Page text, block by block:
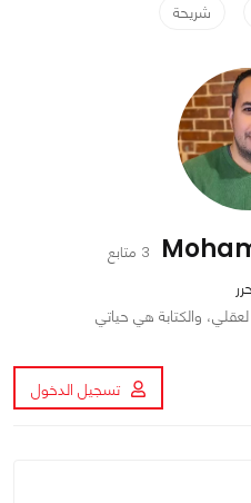
شريحة
3 متابع
والكتابة هي حياتي
تسجيل الدخول